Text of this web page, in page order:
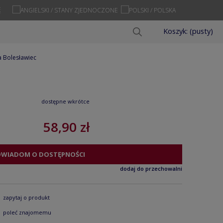
Koszyk: (pusty)
Bolesławiec
dostępne wkrótce
58,90 zł
O DOSTĘPNOŚCI
dodaj do przechowalni
zapytaj o produkt
poleć znajomemu